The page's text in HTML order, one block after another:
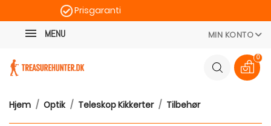
Prisgaranti
MENU MIN KONTO
0
Hjem Optik Teleskop Kikkerter Tilbehør